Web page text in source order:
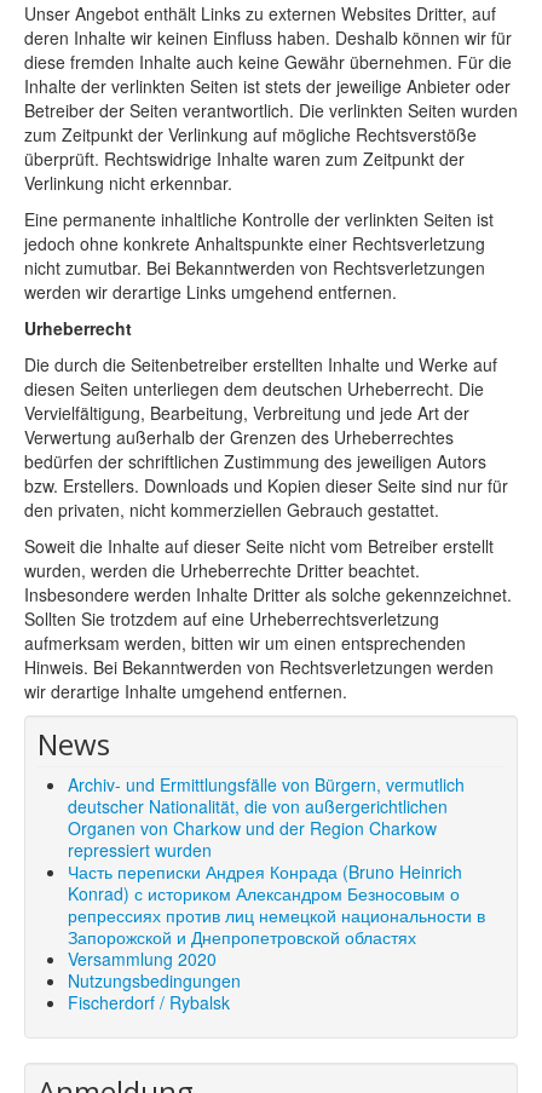
Unser Angebot enthält Links zu externen Websites Dritter, auf
deren Inhalte wir keinen Einfluss haben. Deshalb können wir für
diese fremden Inhalte auch keine Gewähr übernehmen. Für die
Inhalte der verlinkten Seiten ist stets der jeweilige Anbieter oder
Betreiber der Seiten verantwortlich. Die verlinkten Seiten wurden
zum Zeitpunkt der Verlinkung auf mögliche Rechtsverstöße
überprüft. Rechtswidrige Inhalte waren zum Zeitpunkt der
Verlinkung nicht erkennbar.
Eine permanente inhaltliche Kontrolle der verlinkten Seiten ist
jedoch ohne konkrete Anhaltspunkte einer Rechtsverletzung
nicht zumutbar. Bei Bekanntwerden von Rechtsverletzungen
werden wir derartige Links umgehend entfernen.
Urheberrecht
Die durch die Seitenbetreiber erstellten Inhalte und Werke auf
diesen Seiten unterliegen dem deutschen Urheberrecht. Die
Vervielfältigung, Bearbeitung, Verbreitung und jede Art der
Verwertung außerhalb der Grenzen des Urheberrechtes
bedürfen der schriftlichen Zustimmung des jeweiligen Autors
bzw. Erstellers. Downloads und Kopien dieser Seite sind nur für
den privaten, nicht kommerziellen Gebrauch gestattet.
Soweit die Inhalte auf dieser Seite nicht vom Betreiber erstellt
wurden, werden die Urheberrechte Dritter beachtet.
Insbesondere werden Inhalte Dritter als solche gekennzeichnet.
Sollten Sie trotzdem auf eine Urheberrechtsverletzung
aufmerksam werden, bitten wir um einen entsprechenden
Hinweis. Bei Bekanntwerden von Rechtsverletzungen werden
wir derartige Inhalte umgehend entfernen.
News
Archiv- und Ermittlungsfälle von Bürgern, vermutlich
deutscher Nationalität, die von außergerichtlichen
Organen von Charkow und der Region Charkow
repressiert wurden
Часть переписки Андрея Конрада (Bruno Heinrich
Konrad) с историком Александром Безносовым о
репрессиях против лиц немецкой национальности в
Запорожской и Днепропетровской областях
Versammlung 2020
Nutzungsbedingungen
Fischerdorf / Rybalsk